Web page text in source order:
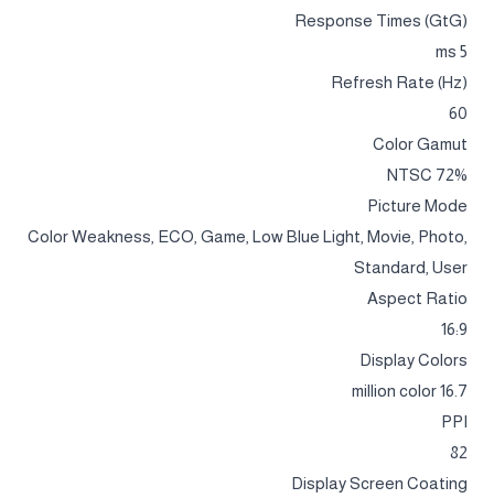
Response Times (GtG)
5 ms
Refresh Rate (Hz)
60
Color Gamut
72% NTSC
Picture Mode
Color Weakness, ECO, Game, Low Blue Light, Movie, Photo,
Standard, User
Aspect Ratio
16:9
Display Colors
16.7 million color
PPI
82
Display Screen Coating